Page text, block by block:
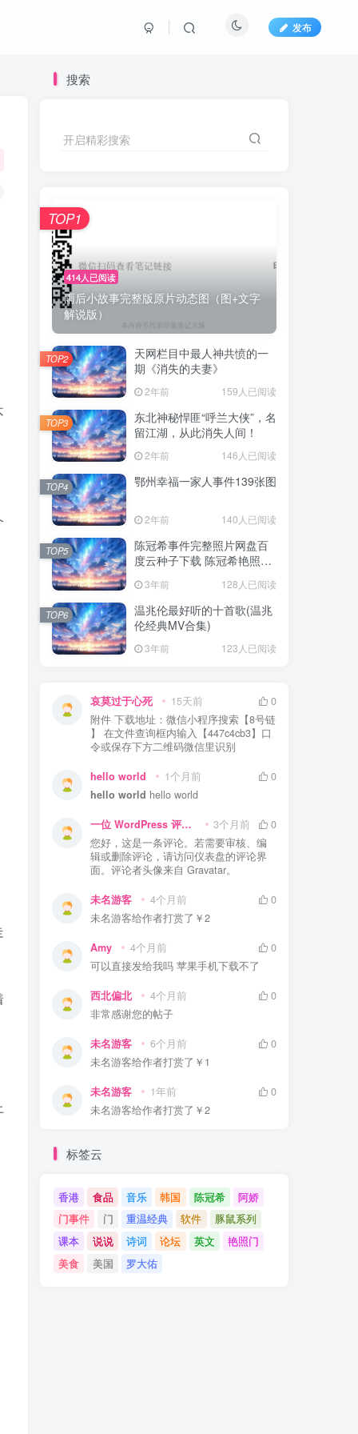
发布
搜索
开启精彩搜索
414人已阅读
雨后小故事完整版原片动态图（图+文字
解说版）
TOP1
天网栏目中最人神共愤的一
期《消失的夫妻》
2年前 159人已阅读
TOP2
东北神秘悍匪“呼兰大侠”，名
留江湖，从此消失人间！
2年前 146人已阅读
TOP3
鄂州幸福一家人事件139张图
2年前 140人已阅读
TOP4
陈冠希事件完整照片网盘百
度云种子下载 陈冠希艳照门
门全部图片观看
3年前 128人已阅读
TOP5
温兆伦最好听的十首歌(温兆
伦经典MV合集)
3年前 123人已阅读
TOP6
哀莫过于心死 15天前
0
附件 下载地址：微信小程序搜索【8号链
】 在文件查询框内输入【447c4cb3】口
令或保存下方二维码微信里识别
hello world 1个月前
0
hello world hello world
一位 WordPress 评论者 3个月前
0
您好，这是一条评论。若需要审核、编
辑或删除评论，请访问仪表盘的评论界
面。评论者头像来自 Gravatar。
未名游客 4个月前
0
未名游客给作者打赏了 ￥2
Amy 4个月前
0
可以直接发给我吗 苹果手机下载不了
西北偏北 4个月前
0
非常感谢您的帖子
未名游客 6个月前
0
未名游客给作者打赏了 ￥1
未名游客 1年前
0
未名游客给作者打赏了 ￥2
标签云
香港 食品 音乐 韩国 陈冠希
阿娇
门事件
门 重温经典 软件
豚鼠系列
课本
说说 诗词 论坛 英文
艳照门
美食
美国 罗大佑